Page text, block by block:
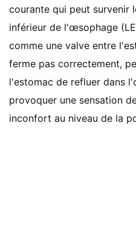
courante qui peut survenir
inférieur de l'œsophage
comme une valve entre
ferme pas correctement,
l'estomac de refluer dans
provoquer une sensation
inconfort au niveau de la